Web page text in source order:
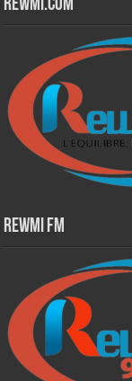
Rewmi.Com
Rewmi Fm